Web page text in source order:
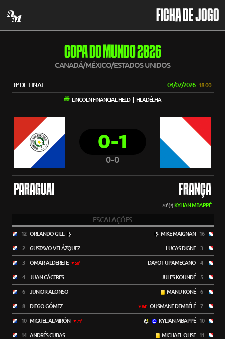
FICHA DE JOGO
COPA DO MUNDO 2026
CANADÁ/MÉXICO/ESTADOS UNIDOS
8ª DE FINAL 04/07/2026 18:00
LINCOLN FINANCIAL FIELD | FILADÉLFIA
0-1
0-0
PARAGUAI FRANÇA
70' (P) KYLIAN MBAPPÉ
ESCALAÇÕES
12 ORLANDO GILL
2 GUSTAVO VELÁZQUEZ
3 OMAR ALDERETE 58'
4 JUAN CÁCERES
6 JUNIOR ALONSO
8 DIEGO GÓMEZ
10 MIGUEL ALMIRÓN 71'
14 ANDRÉS CUBAS
MIKE MAIGNAN 16
LUCAS DIGNE 3
DAYOT UPAMECANO 4
JULES KOUNDÉ 5
MANU KONÉ 6
84' OUSMANE DEMBÉLÉ 7
KYLIAN MBAPPÉ 10
MICHAEL OLISE 11